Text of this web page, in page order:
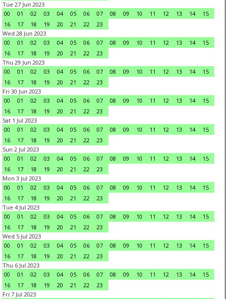
Tue 27 Jun 2023
00
01 02 03 04 05 06 07 08 09 10 11 12 13 14
15
16
17 18 19 20 21 22
23
Wed 28 Jun 2023
00
01 02 03 04 05 06 07 08 09 10 11 12 13 14
15
16
17 18 19 20 21 22
23
Thu 29 Jun 2023
00
01 02 03 04 05 06 07 08 09 10 11 12 13 14
15
16
17 18 19 20 21 22
23
Fri 30 Jun 2023
00
01 02 03 04 05 06 07 08 09 10 11 12 13 14
15
16
17 18 19 20 21 22
23
Sat 1 Jul 2023
00
01 02 03 04 05 06 07 08 09 10 11 12 13 14
15
16
17 18 19 20 21 22
23
Sun 2 Jul 2023
00
01 02 03 04 05 06 07 08 09 10 11 12 13 14
15
16
17 18 19 20 21 22
23
Mon 3 Jul 2023
00
01 02 03 04 05 06 07 08 09 10 11 12 13 14
15
16
17 18 19 20 21 22
23
Tue 4 Jul 2023
00
01 02 03 04 05 06 07 08 09 10 11 12 13 14
15
16
17 18 19 20 21 22
23
Wed 5 Jul 2023
00
01 02 03 04 05 06 07 08 09 10 11 12 13 14
15
16
17 18 19 20 21 22
23
Thu 6 Jul 2023
00
01 02 03 04 05 06 07 08 09 10 11 12 13 14
15
16
17 18 19 20 21 22
23
Fri 7 Jul 2023